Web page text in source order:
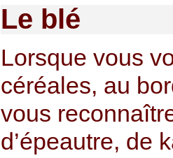
Le blé
Lorsque vous
céréales, au
vous
d’épeautre, de